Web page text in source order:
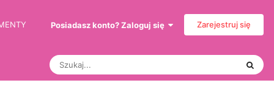
Posiadasz konto? Zaloguj się Zarejestruj się